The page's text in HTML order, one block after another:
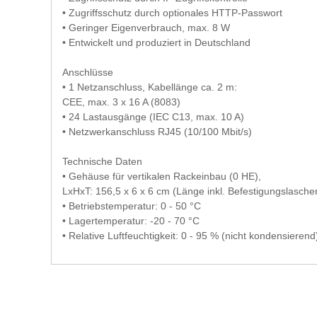
• Zugriffsschutz durch optionales HTTP-Passwort
• Geringer Eigenverbrauch, max. 8 W
• Entwickelt und produziert in Deutschland
Anschlüsse
• 1 Netzanschluss, Kabellänge ca. 2 m:
CEE, max. 3 x 16 A (8083)
• 24 Lastausgänge (IEC C13, max. 10 A)
• Netzwerkanschluss RJ45 (10/100 Mbit/s)
Technische Daten
• Gehäuse für vertikalen Rackeinbau (0 HE),
LxHxT: 156,5 x 6 x 6 cm (Länge inkl.
• Betriebstemperatur: 0 - 50 °C
• Lagertemperatur: -20 - 70 °C
• Relative Luftfeuchtigkeit: 0 - 95 % (nicht